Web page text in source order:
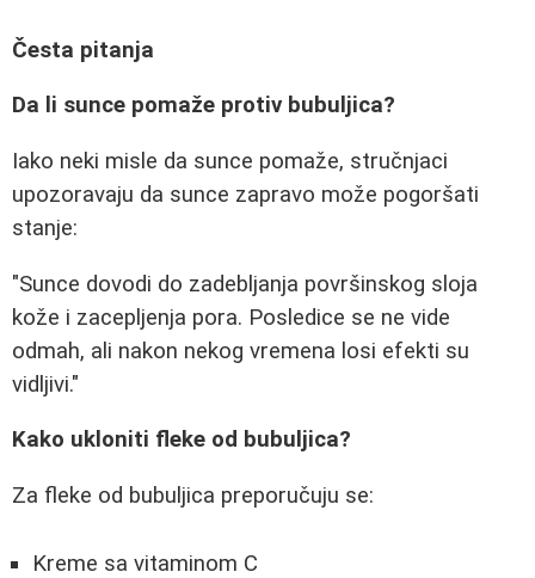
Česta pitanja
Da li sunce pomaže protiv bubuljica?
Iako neki misle da sunce pomaže, stručnjaci
upozoravaju da sunce zapravo može pogoršati
stanje:
"Sunce dovodi do zadebljanja površinskog sloja
kože i zacepljenja pora. Posledice se ne vide
odmah, ali nakon nekog vremena losi efekti su
vidljivi."
Kako ukloniti fleke od bubuljica?
Za fleke od bubuljica preporučuju se:
Kreme sa vitaminom C